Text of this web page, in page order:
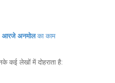
आरजे अनमोलका काम
कई लेखों में दोहराता है: